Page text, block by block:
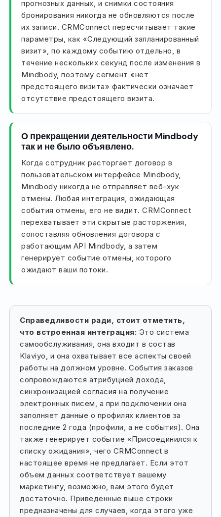
прогнозных данных, и снимки состояния
бронирования никогда не обновляются после
их записи. CRMConnect пересчитывает такие
параметры, как «Следующий запланированный
визит», по каждому событию отдельно, в
течение нескольких секунд после изменения в
Mindbody, поэтому сегмент «нет
предстоящего визита» фактически означает
отсутствие предстоящего визита.
О прекращении деятельности Mindbody
так и не было объявлено.
Когда сотрудник расторгает договор в
пользовательском интерфейсе Mindbody,
Mindbody никогда не отправляет веб-хук
отмены. Любая интеграция, ожидающая
события отмены, его не видит. CRMConnect
перехватывает эти скрытые расторжения,
сопоставляя обновления договора с
работающим API Mindbody, а затем
генерирует событие отмены, которого
ожидают ваши потоки.
Справедливости ради, стоит отметить,
что встроенная интеграция: Это система
самообслуживания, она входит в состав
Klaviyo, и она охватывает все аспекты своей
работы на должном уровне. События заказов
сопровождаются атрибуцией дохода,
синхронизацией согласия на получение
электронных писем, а при подключении она
заполняет данные о профилях клиентов за
последние 2 года (профили, а не события). Она
также генерирует событие «Присоединился к
списку ожидания», чего CRMConnect в
настоящее время не предлагает. Если этот
объем данных соответствует вашему
маркетингу, возможно, вам этого будет
достаточно. Приведенные выше строки
предназначены для случаев, когда этого уже